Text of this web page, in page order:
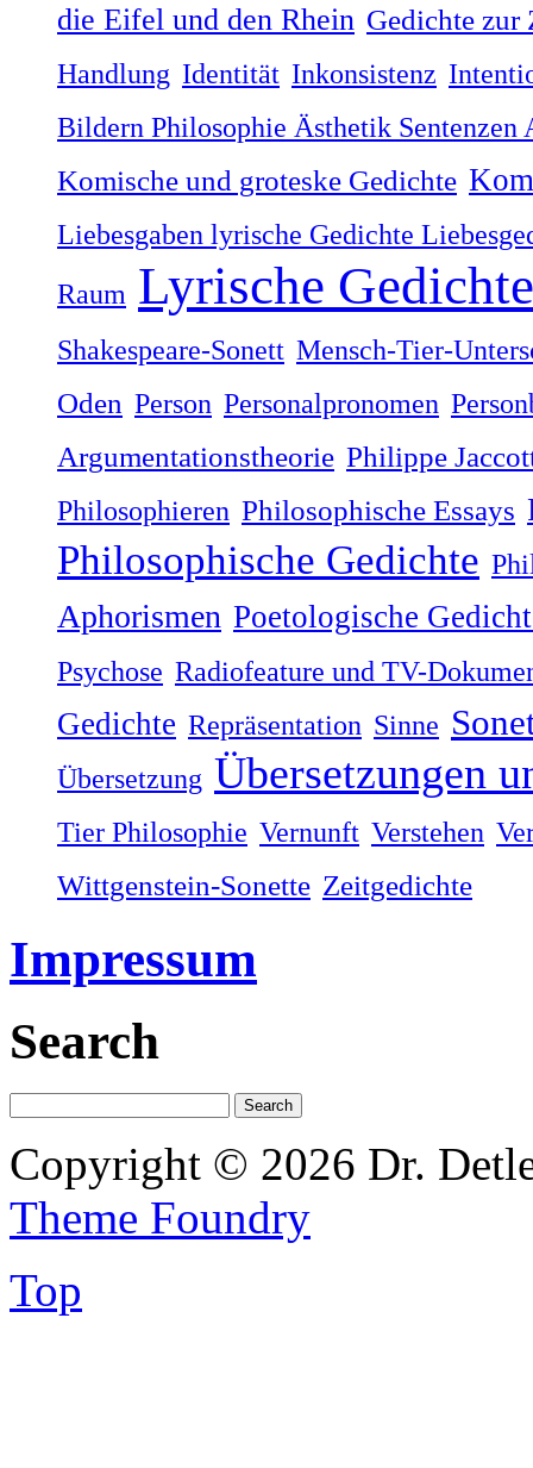
die Eifel und den Rhein Gedichte zur
Handlung Identität Inkonsistenz
Bildern Philosophie Ästhetik Sentenzen
Komische und groteske Gedichte
Liebesgaben lyrische Gedichte
Raum Lyrische Gedichte
Shakespeare-Sonett Mensch-Tier-
Oden Person Personalpronomen
Argumentationstheorie Philippe
Philosophieren Philosophische Essays
Philosophische Gedichte
Aphorismen Poetologische
Psychose Radiofeature und TV-
Gedichte Repräsentation Sinne
Übersetzung Übersetzungen
Tier Philosophie Vernunft Verstehen
Wittgenstein-Sonette Zeitgedichte
Impressum
Search
Copyright © 2026 Dr.
Theme Foundry
Top